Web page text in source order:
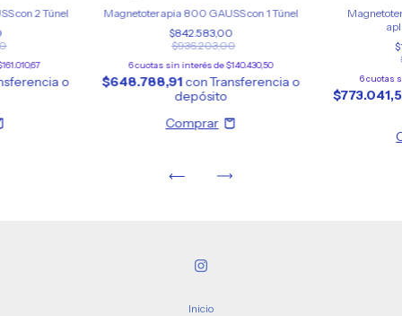
con 2 Túnel
o
Magnetoterapia 800 GAUSS con 1 Túnel
$842.583,00
$936.203,00
$648.788,91 conTransferencia o
depósito
6cuotas sin interés de$140.430,50
6 cuotas
Inicio